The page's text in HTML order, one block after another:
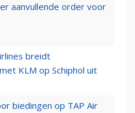
aanvullende order voor
breidt
KLM op Schiphol uit
biedingen op TAP Air